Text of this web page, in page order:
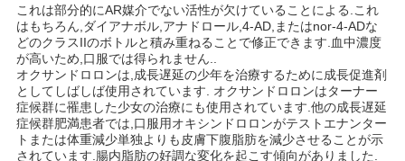
合
地
図
これは部分的にAR媒介でない活性が欠けていることによる.これ
はもちろん,ダイアナボル,アナドロール,4-AD,またはnor-4-ADな
どのクラスIIのボトルと積み重ねることで修正できます.血中濃度
が高いため,口服では得られません..
オクサンドロロンは,成長遅延の少年を治療するために成長促進剤
としてしばしば使用されています. オクサンドロロンはターナー
症候群に罹患した少女の治療にも使用されています.他の成長遅延
症候群肥満患者では,口服用オキシンドロロンがテストエナンター
トまたは体重減少単独よりも皮膚下腹脂肪を減少させることが示
されています.腸内脂肪の好調な変化を起こす傾向がありました.